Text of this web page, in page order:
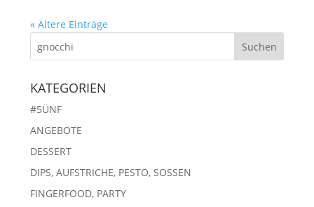
« Ältere Einträge
KATEGORIEN
#5ÜNF
ANGEBOTE
DESSERT
DIPS, AUFSTRICHE, PESTO, SOSSEN
FINGERFOOD, PARTY